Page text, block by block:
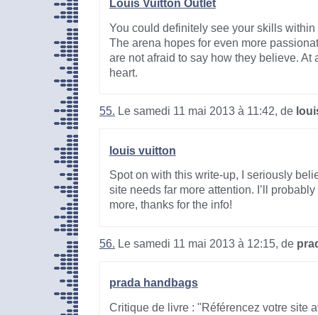
Louis Vuitton Outlet
You could definitely see your skills
The arena hopes for even more
are not afraid to say how they believe. At
heart.
55. Le samedi 11 mai 2013 à 11:42, de
louis vuitton
Spot on with this write-up, I seriously
site needs far more attention. I’ll
more, thanks for the info!
56. Le samedi 11 mai 2013 à 12:15, de
prada handbags
Critique de livre : "Référencez votre site